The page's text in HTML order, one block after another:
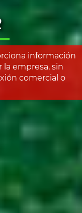
información
la empresa, sin
comercial o